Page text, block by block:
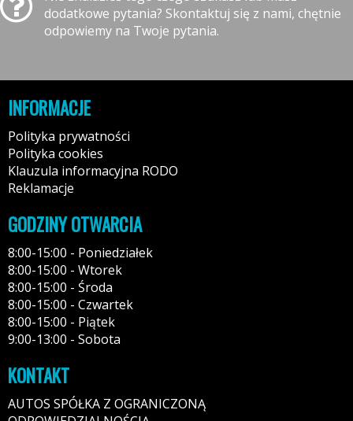
dodatkowe pytania? Skontaktuj się z nami, chętnie
odpowiemy na Twoje pytania.
INFORMACJE
Polityka prywatności
Polityka cookies
Klauzula informacyjna RODO
Reklamacje
GODZINY OTWARCIA
8:00-15:00 - Poniedziałek
8:00-15:00 - Wtorek
8:00-15:00 - Środa
8:00-15:00 - Czwartek
8:00-15:00 - Piątek
9:00-13:00 - Sobota
KONTAKT
AUTOS SPÓŁKA Z OGRANICZONĄ